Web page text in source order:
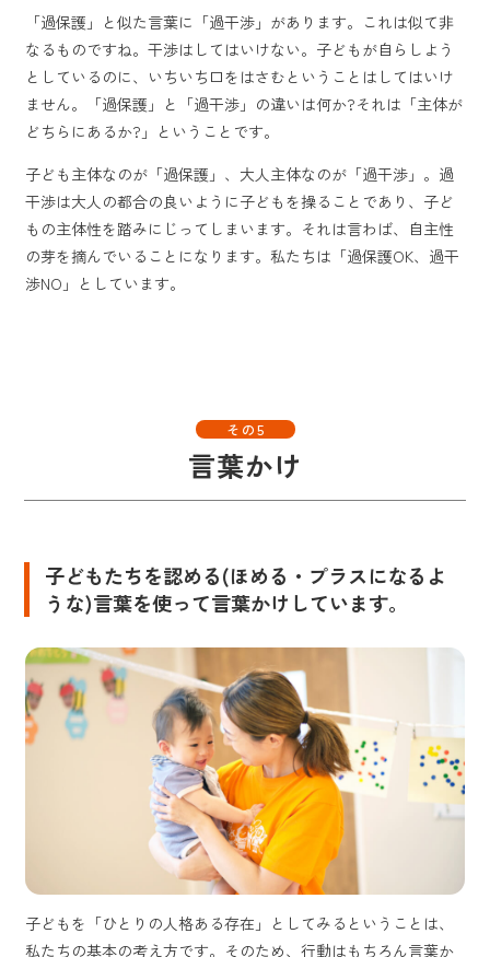
「過保護」と似た言葉に「過干渉」があります。これは似て非
なるものですね。干渉はしてはいけない。子どもが自らしよう
としているのに、いちいち口をはさむということはしてはいけ
ません。「過保護」と「過干渉」の違いは何か?それは「主体が
どちらにあるか?」ということです。
子ども主体なのが「過保護」、大人主体なのが「過干渉」。過
干渉は大人の都合の良いように子どもを操ることであり、子ど
もの主体性を踏みにじってしまいます。それは言わば、自主性
の芽を摘んでいることになります。私たちは「過保護OK、過干
渉NO」としています。
その5
言葉かけ
子どもたちを認める(ほめる・プラスになるよ
うな)言葉を使って言葉かけしています。
子どもを「ひとりの人格ある存在」としてみるということは、
私たちの基本の考え方です。そのため、行動はもちろん言葉か